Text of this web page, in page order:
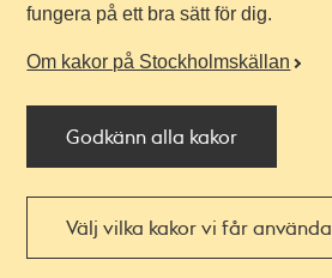
fungera på ett bra sätt för dig.
Om kakor på Stockholmskällan
Godkänn alla kakor
Välj vilka kakor vi får använda